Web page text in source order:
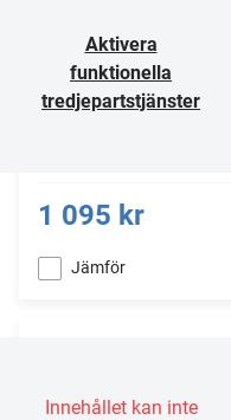
Aktivera
funktionella
tredjepartstjänster
1 095 kr
Jämför
Innehållet kan inte